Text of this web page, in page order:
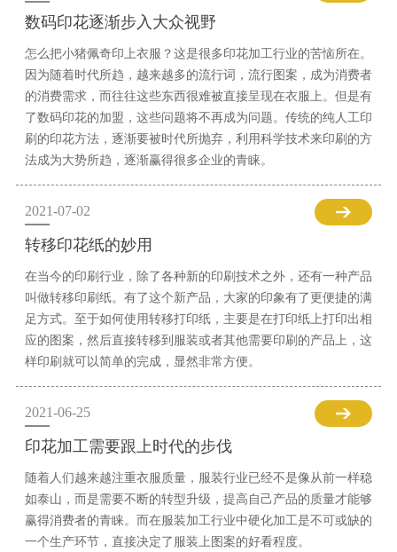
数码印花逐渐步入大众视野
怎么把小猪佩奇印上衣服？这是很多印花加工行业的苦恼所在。
因为随着时代所趋，越来越多的流行词，流行图案，成为消费者
的消费需求，而往往这些东西很难被直接呈现在衣服上。但是有
了数码印花的加盟，这些问题将不再成为问题。传统的纯人工印
刷的印花方法，逐渐要被时代所抛弃，利用科学技术来印刷的方
法成为大势所趋，逐渐赢得很多企业的青睐。
2021-07-02
转移印花纸的妙用
在当今的印刷行业，除了各种新的印刷技术之外，还有一种产品
叫做转移印刷纸。有了这个新产品，大家的印象有了更便捷的满
足方式。至于如何使用转移打印纸，主要是在打印纸上打印出相
应的图案，然后直接转移到服装或者其他需要印刷的产品上，这
样印刷就可以简单的完成，显然非常方便。
2021-06-25
印花加工需要跟上时代的步伐
随着人们越来越注重衣服质量，服装行业已经不是像从前一样稳
如泰山，而是需要不断的转型升级，提高自己产品的质量才能够
赢得消费者的青睐。而在服装加工行业中硬化加工是不可或缺的
一个生产环节，直接决定了服装上图案的好看程度。